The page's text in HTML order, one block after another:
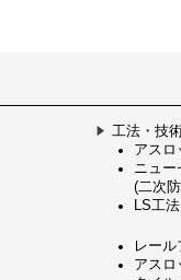
工法・技
アスロ
ニュー
(二次
LS工法
レー
アスロ